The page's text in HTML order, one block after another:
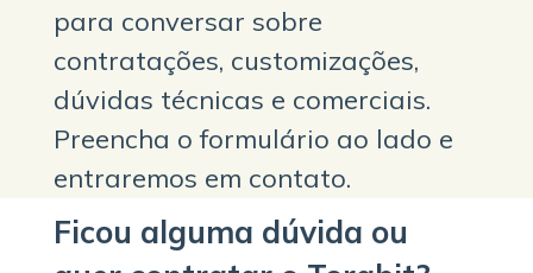
para conversar sobre
contratações, customizações,
dúvidas técnicas e comerciais.
Preencha o formulário ao lado e
entraremos em contato.
Ficou alguma dúvida ou